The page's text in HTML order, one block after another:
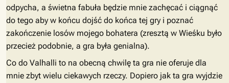
odpycha, a świetna fabuła będzie mnie zachęcać i ciągnąć
do tego aby w końcu dojść do końca tej gry i poznać
zakończenie losów mojego bohatera (zresztą w Wieśku było
przecież podobnie, a gra była genialna).
Co do Valhalli to na obecną chwilę ta gra nie oferuje dla
mnie zbyt wielu ciekawych rzeczy. Dopiero jak ta gra wyjdzie